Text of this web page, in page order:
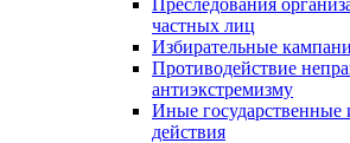
Преследования
частных лиц
Избирательные
Противодействие
антиэкстремизму
Иные государственные
действия